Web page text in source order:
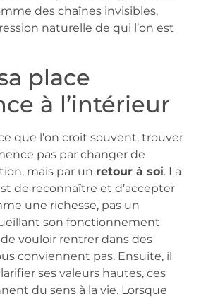
des chaînes invisibles,
naturelle de qui l’on est
place
à l’intérieur
que l’on croit souvent, trouver
pas par changer de
mais par un retour à soi. La
de reconnaître et d’accepter
une richesse, pas un
son fonctionnement
vouloir rentrer dans des
conviennent pas. Ensuite, il
ses valeurs hautes, ces
du sens à la vie. Lorsque